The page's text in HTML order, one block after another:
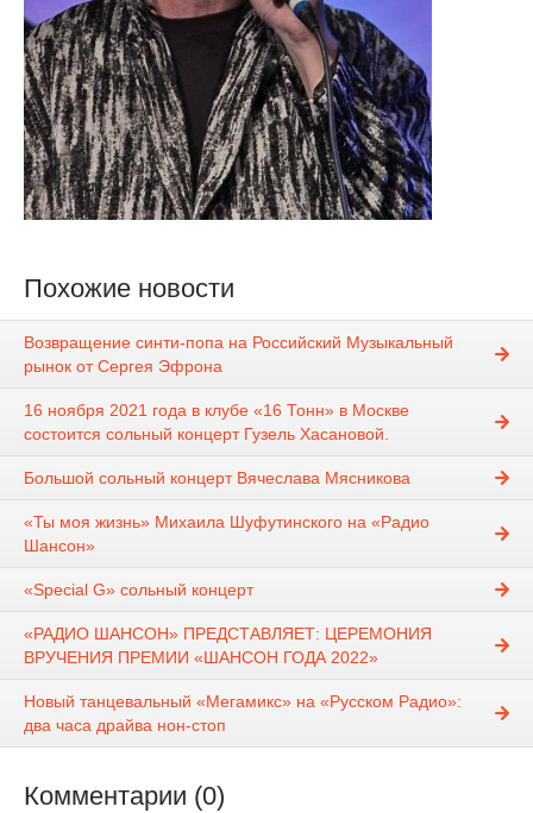
Похожие новости
Возвращение синти-попа на Российский Музыкальный
рынок от Сергея Эфрона
16 ноября 2021 года в клубе «16 Тонн» в Москве
состоится сольный концерт Гузель Хасановой.
Большой сольный концерт Вячеслава Мясникова
«Ты моя жизнь» Михаила Шуфутинского на «Радио
Шансон»
«Special G» сольный концерт
«РАДИО ШАНСОН» ПРЕДСТАВЛЯЕТ: ЦЕРЕМОНИЯ
ВРУЧЕНИЯ ПРЕМИИ «ШАНСОН ГОДА 2022»
Новый танцевальный «Мегамикс» на «Русском Радио»:
два часа драйва нон-стоп
Комментарии (0)